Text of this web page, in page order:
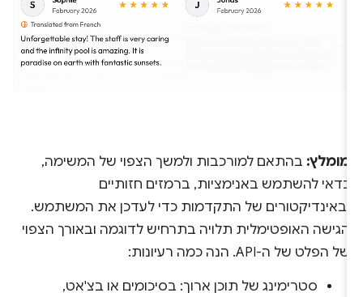
מומלץ:בהתאם למורכבות ולמשך הצפוי של המשימה,
כדאי להשתמש באנימציות, ברמזים חזותיים
ובאינדיקטורים של התקדמות כדי לעדכן את המשתמש.
הגישה האופטימלית תלויה בתרחיש לדוגמה ובאורך הצפוי
של הפלט של ה-API. הנה כמה רעיונות:
סטרימינג של תוכן ארוך: בסיכומים או בצ'אט,